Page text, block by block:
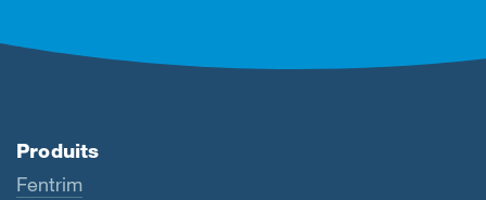
Produits
Fentrim